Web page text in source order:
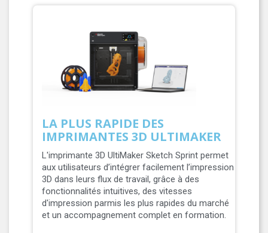
LA PLUS RAPIDE DES
IMPRIMANTES 3D ULTIMAKER
L'imprimante 3D UltiMaker Sketch Sprint permet
aux utilisateurs d’intégrer facilement l’impression
3D dans leurs flux de travail, grâce à des
fonctionnalités intuitives, des vitesses
d'impression parmis les plus rapides du marché
et un accompagnement complet en formation.